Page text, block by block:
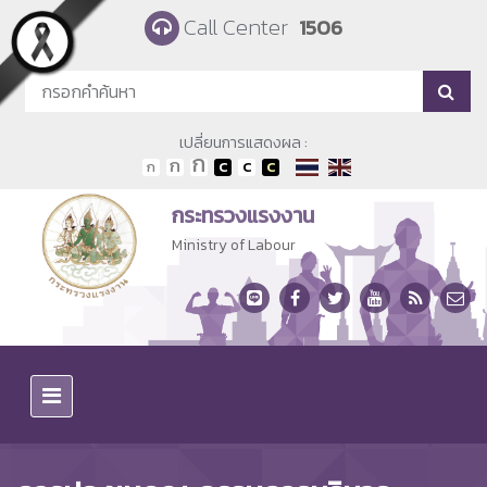
Skip to main content Call Center 1506
เปลี่ยนการแสดงผล :
กระทรวงแรงงาน
Ministry of Labour